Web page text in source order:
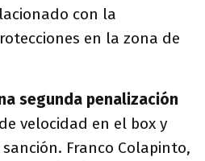
con la
en la zona de
segunda penalización
velocidad en el box y
Franco Colapinto,